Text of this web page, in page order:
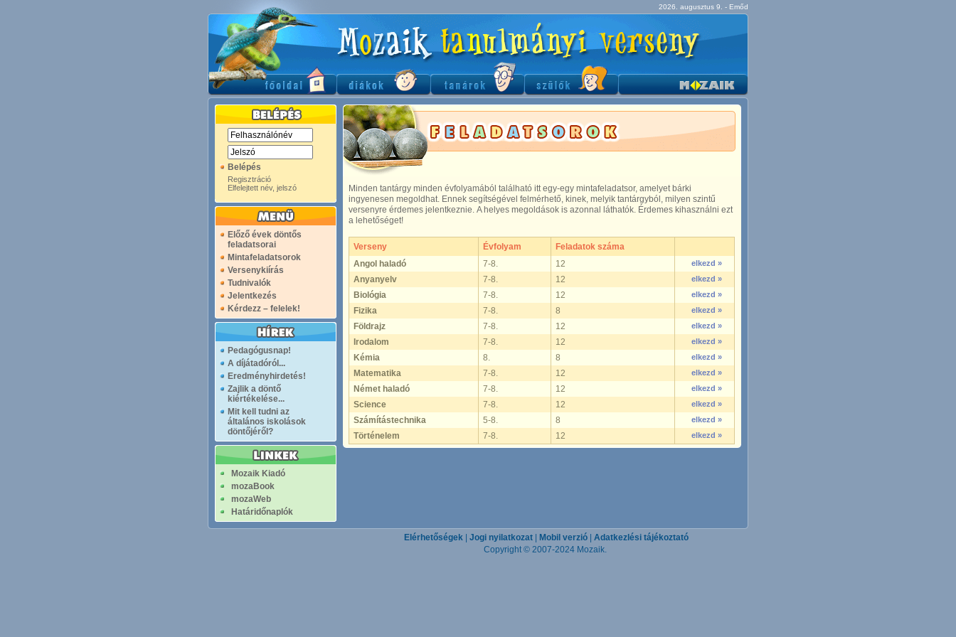
2026. augusztus 9. - Emőd
Belépés
Regisztráció
Elfelejtett név, jelszó
Előző évek döntős
feladatsorai
Mintafeladatsorok
Versenykiírás
Tudnivalók
Jelentkezés
Kérdezz – felelek!
Pedagógusnap!
A díjátadóról...
Eredményhirdetés!
Zajlik a döntő
kiértékelése...
Mit kell tudni az
általános iskolások
döntőjéről?
Mozaik Kiadó
mozaBook
mozaWeb
Határidőnaplók
Minden tantárgy minden évfolyamából található itt egy-egy mintafeladatsor, amelyet bárki
ingyenesen megoldhat. Ennek segítségével felmérhető, kinek, melyik tantárgyból, milyen szintű
versenyre érdemes jelentkeznie. A helyes megoldások is azonnal láthatók. Érdemes kihasználni ezt
a lehetőséget!
Verseny Évfolyam
Feladatok száma
Angol haladó
7-8. 12 elkezd »
Anyanyelv 7-8. 12 elkezd »
Biológia 7-8. 12 elkezd »
Fizika 7-8. 8 elkezd »
Földrajz 7-8. 12 elkezd »
Irodalom 7-8. 12 elkezd »
Kémia 8. 8 elkezd »
Matematika 7-8. 12 elkezd »
Német haladó 7-8. 12 elkezd »
Science 7-8. 12 elkezd »
Számítástechnika 5-8. 8 elkezd »
Történelem 7-8. 12 elkezd »
Elérhetőségek| Jogi nyilatkozat| Mobil verzió| Adatkezlési tájékoztató
Copyright © 2007-2024 Mozaik.